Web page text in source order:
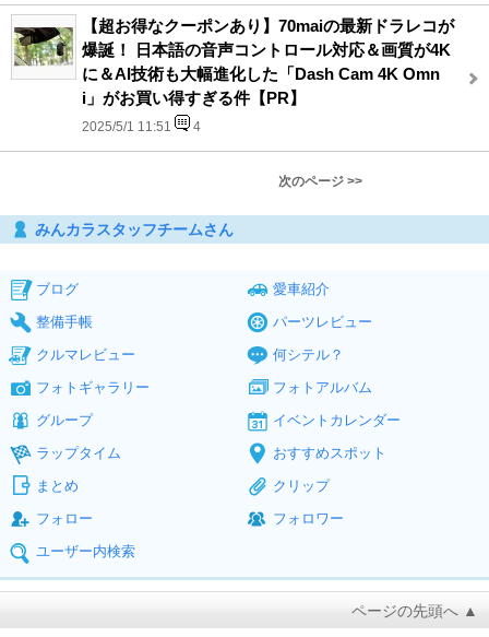
【超お得なクーポンあり】70maiの最新ドラレコが
爆誕！ 日本語の音声コントロール対応＆画質が4K
に＆AI技術も大幅進化した「Dash Cam 4K Omn
i」がお買い得すぎる件【PR】
2025/5/1 11:51 4
次のページ >>
みんカラスタッフチームさん
ブログ
愛車紹介
整備手帳
パーツレビュー
クルマレビュー
何シテル？
フォトギャラリー
フォトアルバム
グループ
イベントカレンダー
ラップタイム
おすすめスポット
まとめ
クリップ
フォロー
フォロワー
ユーザー内検索
ページの先頭へ ▲